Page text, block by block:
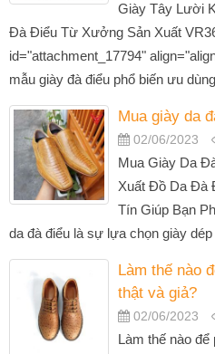
Giày Tây Lười
Đà Điểu Từ Xưởng Sản Xuất
id="attachment_17794"
mẫu giày đà điểu phổ biến ưu
Mua giày da
02/06/2023
Mua Giày Da
Xuất Đồ Da Đà
Tín Giúp Bạn
da đà điểu là sự lựa chọn giày
Làm thế nào
thật và giả?
02/06/2023
Làm thế nào để